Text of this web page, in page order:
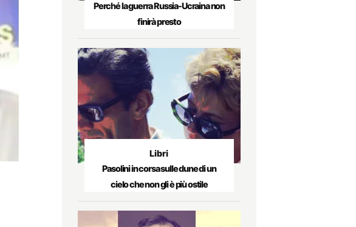
Perché la guerra Russia-Ucraina non
finirà presto
Libri
Pasolini in corsa sulle dune di un
cielo che non gli è più ostile